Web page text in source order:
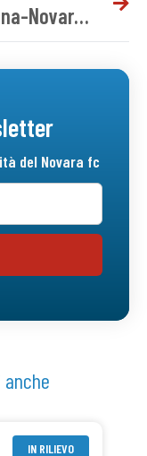
Derthona-Novara 1-1 | Tabellino del match
del Novara fc
IN RILIEVO